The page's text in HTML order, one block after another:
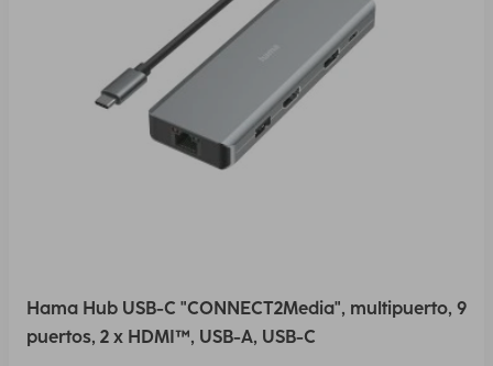
Hama Hub USB-C "CONNECT2Media", multipuerto, 9
puertos, 2 x HDMI™, USB-A, USB-C